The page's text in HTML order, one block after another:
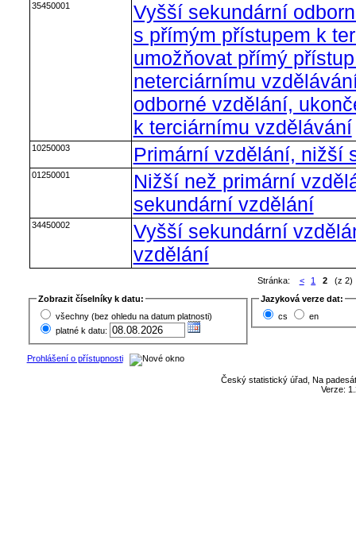
35450001
Vyšší sekundární
s přímým přístupem k
umožňovat přímý
neterciárnímu
odborné vzdělání,
k terciárnímu vzdělávání
10250003 Primární vzdělání, nižší
01250001
Nižší než primární
sekundární vzdělání
34450002
Vyšší sekundární
vzdělání
Stránka: < 1 2(z 2)
Zobrazit číselníky k datu:
všechny (bez ohledu na datum platnosti)
platné k datu:
Jazyková verze dat:
cs
en
Prohlášení o přístupnosti
Český statistický úřad, Na
Verze: